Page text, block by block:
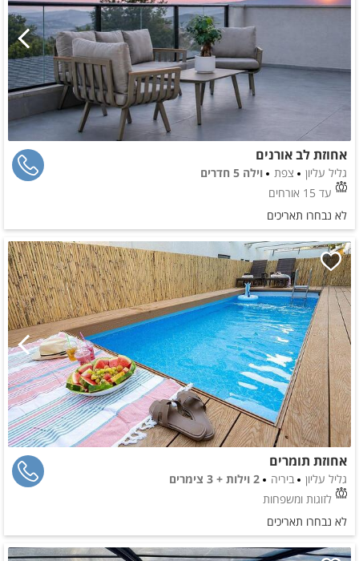
אחוזת לב אורנים
גליל עליון צפת
וילה 5 חדרים
עד 15 אורחים
לא נבחרו תאריכים
אחוזת תומרים
גליל עליון ביריה
2 וילות + 3 צימרים
לזוגות ומשפחות
לא נבחרו תאריכים